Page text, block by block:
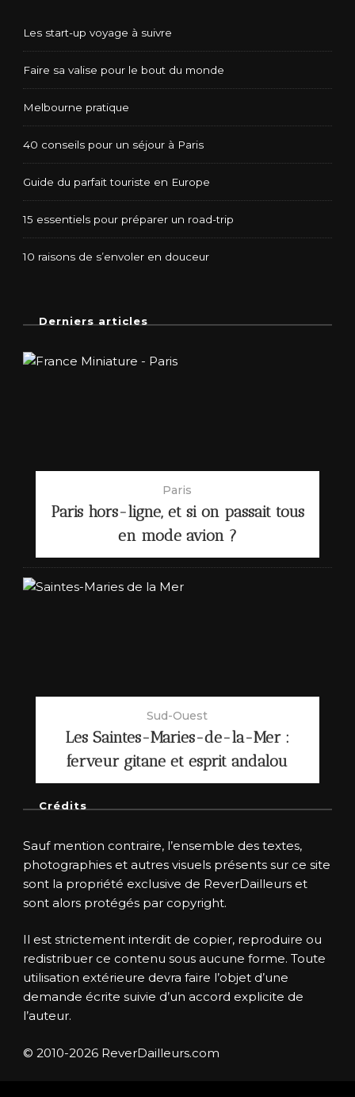
Les start-up voyage à suivre
Faire sa valise pour le bout du monde
Melbourne pratique
40 conseils pour un séjour à Paris
Guide du parfait touriste en Europe
15 essentiels pour préparer un road-trip
10 raisons de s’envoler en douceur
Derniers articles
Paris
Paris hors-ligne, et si on passait tous
en mode avion ?
Sud-Ouest
Les Saintes-Maries-de-la-Mer :
ferveur gitane et esprit andalou
Crédits
Sauf mention contraire, l’ensemble des textes,
photographies et autres visuels présents sur ce site
sont la propriété exclusive de ReverDailleurs et
sont alors protégés par copyright.
Il est strictement interdit de copier, reproduire ou
redistribuer ce contenu sous aucune forme. Toute
utilisation extérieure devra faire l’objet d’une
demande écrite suivie d’un accord explicite de
l’auteur.
© 2010-2026 ReverDailleurs.com